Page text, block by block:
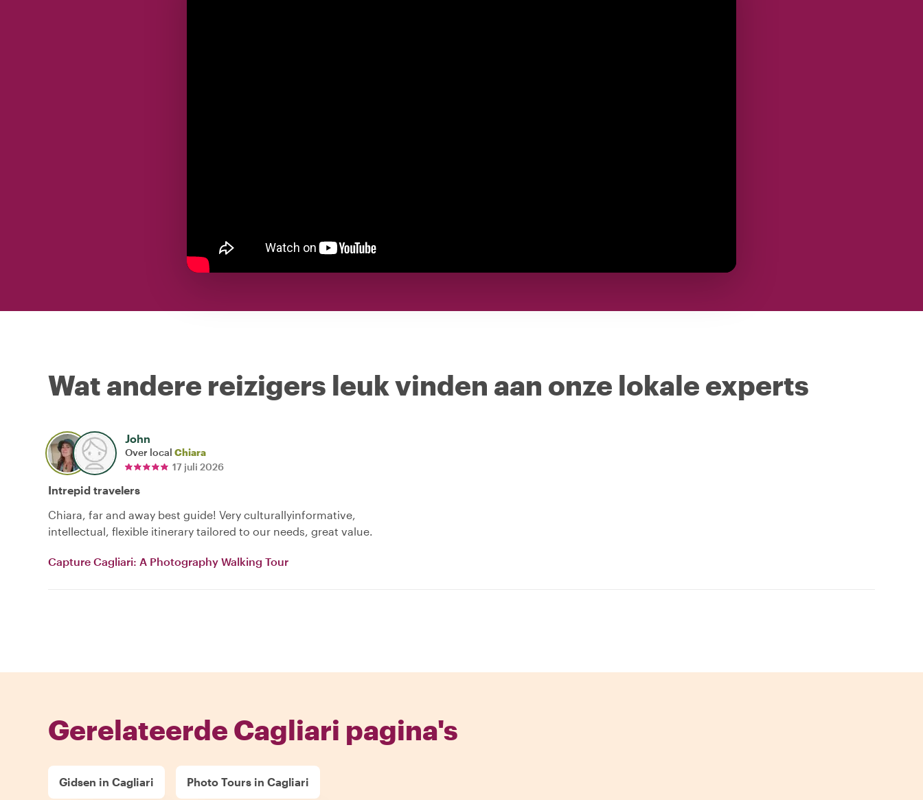
Wat andere reizigers leuk vinden aan onze lokale experts
John
Over local Chiara
17 juli 2026
Intrepid travelers
Chiara, far and away best guide! Very culturallyinformative,
intellectual, flexible itinerary tailored to our needs, great value.
Capture Cagliari: A Photography Walking Tour
Gerelateerde Cagliari pagina's
Gidsen in Cagliari Photo Tours in Cagliari